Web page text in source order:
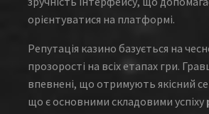
орієнтуватися на платформі.
Репутація казино базується на
прозорості на всіх етапах гри.
впевнені, що отримують якісний
що є основними складовими успіху